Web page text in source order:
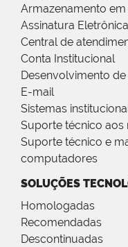
Armazenamento
Assinatura Eletrônica
Central de
Conta Institucional
Desenvolvimento
E-mail
Sistemas
Suporte técnico aos
Suporte técnico e
computadores
SOLUÇÕES
Homologadas
Recomendadas
Descontinuadas